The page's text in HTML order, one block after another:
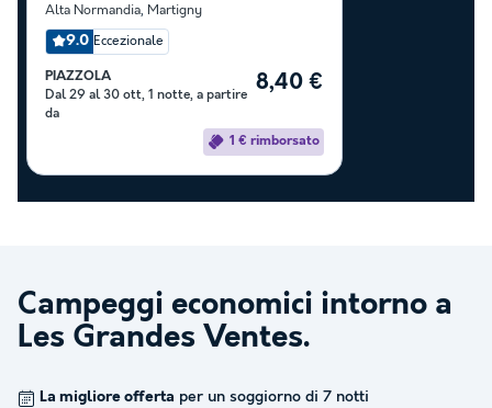
Alta Normandia, Martigny
9.0 Eccezionale
PIAZZOLA
Dal 29 al 30 ott, 1 notte, a partire
da
8,40 €
1 € rimborsato
Campeggi economici intorno a
Les Grandes Ventes.
La migliore offerta per un soggiorno di 7 notti